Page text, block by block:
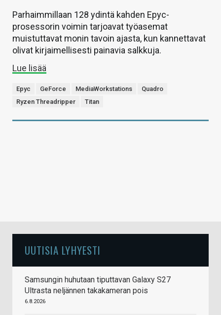
Parhaimmillaan 128 ydintä kahden Epyc-
prosessorin voimin tarjoavat työasemat
muistuttavat monin tavoin ajasta, kun kannettavat
olivat kirjaimellisesti painavia salkkuja.
Lue lisää
Epyc GeForce MediaWorkstations
Quadro
Ryzen Threadripper
Titan
UUTISIA LYHYESTI
Samsungin huhutaan tiputtavan Galaxy S27
Ultrasta neljännen takakameran pois
6.8.2026